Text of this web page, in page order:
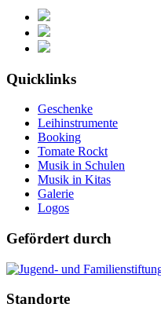
Quicklinks
Geschenke
Leihinstrumente
Booking
Tomate Rockt
Musik in Schulen
Musik in Kitas
Galerie
Logos
Gefördert durch
Standorte